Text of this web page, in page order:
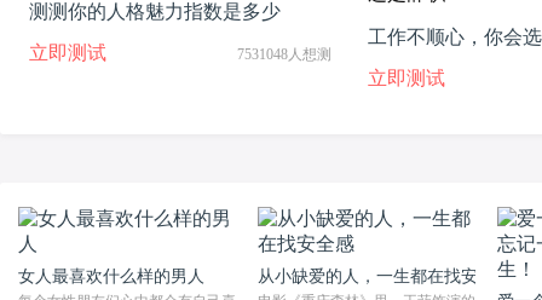
测测你的人格魅力指数是多少
立即测试
7531048人想测
工作不顺心，你会
是辞职
立即测试
女人最喜欢什么样的男人 从小缺爱的人，一生都在找安全感